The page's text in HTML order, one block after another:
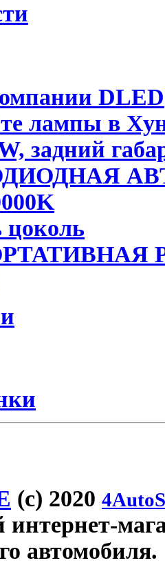
DLED
лампы в
задний
цоколь
(c) 2020
автомобиля.